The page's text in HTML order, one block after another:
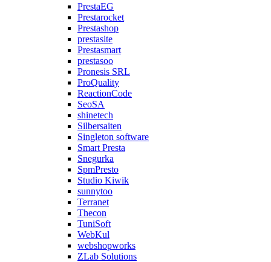
PrestaEG
Prestarocket
Prestashop
prestasite
Prestasmart
prestasoo
Pronesis SRL
ProQuality
ReactionCode
SeoSA
shinetech
Silbersaiten
Singleton software
Smart Presta
Snegurka
SpmPresto
Studio Kiwik
sunnytoo
Terranet
Thecon
TuniSoft
WebKul
webshopworks
ZLab Solutions